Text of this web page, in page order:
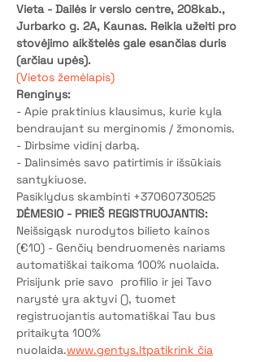
Vieta - Dailės ir verslo centre, 208kab.,
Jurbarko g. 2A, Kaunas. Reikia užeiti pro
stovėjimo aikštelės gale esančias duris
(arčiau upės).
(Vietos žemėlapis)
Renginys:
- Apie praktinius klausimus, kurie kyla
bendraujant su merginomis / žmonomis.
- Dirbsime vidinį darbą.
- Dalinsimės savo patirtimis ir išsūkiais
santykiuose.
Pasiklydus skambinti +37060730525
DĖMESIO - PRIEŠ REGISTRUOJANTIS:
Neišsigąsk nurodytos bilieto kainos
(€10) - Genčių bendruomenės nariams
automatiškai taikoma 100% nuolaida.
Prisijunk prie savo profilio ir jei Tavo
narystė yra aktyvi (), tuomet
registruojantis automatiškai Tau bus
pritaikyta 100%
nuolaida.www.gentys.ltpatikrink čia